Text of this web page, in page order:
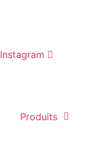
Instagram
Produits